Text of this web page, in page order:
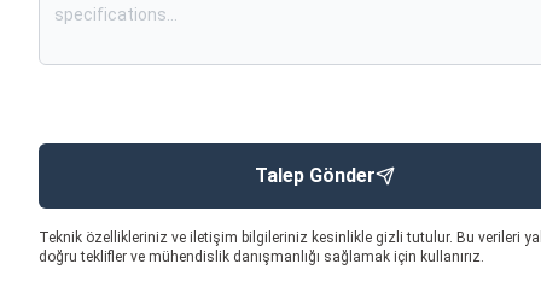
Talep Gönder
Teknik özellikleriniz ve iletişim bilgileriniz kesinlikle gizli tutulur. Bu verileri
doğru teklifler ve mühendislik danışmanlığı sağlamak için kullanırız.